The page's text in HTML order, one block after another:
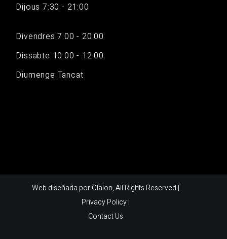
Dijous 7:30 - 21:00
Divendres 7:00 - 20:00
Dissabte 10:00 - 12:00
Diumenge Tancat
Web diseñada porOlalon, All Rights Reserved |
Privacy Policy|
Contact Us